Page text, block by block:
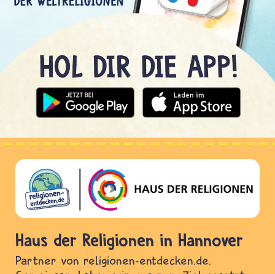
Haus der Religionen in Hannover
Partner von religionen-entdecken.de.